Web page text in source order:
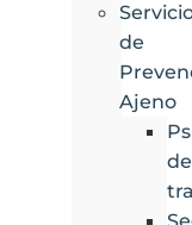
de
Ajeno